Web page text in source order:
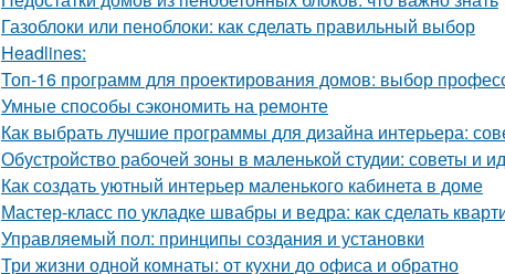
Газоблоки или пеноблоки: как сделать правильный выбор
Headlines:
Топ-16 программ для проектирования домов: выбор
Умные способы сэкономить на ремонте
Как выбрать лучшие программы для дизайна интерьера:
Обустройство рабочей зоны в маленькой студии: советы и
Как создать уютный интерьер маленького кабинета в доме
Мастер-класс по укладке швабры и ведра: как сделать
Управляемый пол: принципы создания и установки
Три жизни одной комнаты: от кухни до офиса и обратно